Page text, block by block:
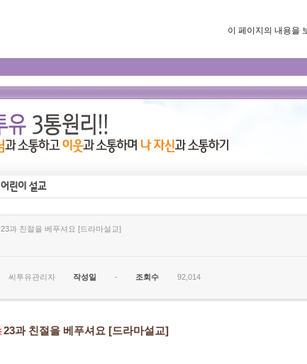
이 페이지의 내용을
23과 친절을 베푸셔요 [드라마설교]
씨투유관리자 작성일 - 조회수 92,014
23과 친절을 베푸셔요 [드라마설교]